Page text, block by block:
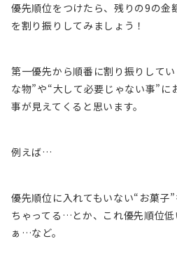
優先順位をつけたら、残りの9の金
を割り振りしてみましょう！
第一優先から順番に割り振りしてい
な物”や“大して必要じゃない事”に
事が見えてくると思います。
例えば…
優先順位に入れてもいない“お菓子
ちゃってる…とか、これ優先順位
ぁ…など。